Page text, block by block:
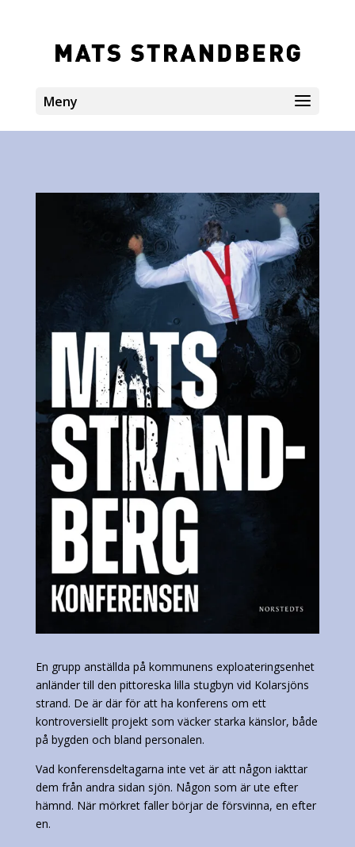
En grupp anställda på kommunens exploateringsenhet
anländer till den pittoreska lilla stugbyn vid Kolarsjöns
strand. De är där för att ha konferens om ett
kontroversiellt projekt som väcker starka känslor, både
på bygden och bland personalen.
Vad konferensdeltagarna inte vet är att någon iakttar
dem från andra sidan sjön. Någon som är ute efter
hämnd. När mörkret faller börjar de försvinna, en efter
en.